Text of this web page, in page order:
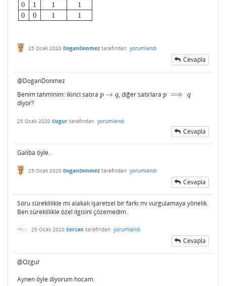
0
0
1
0
1
1
1
1
25 Ocak 2020 DoganDonmez tarafından yorumlandı
Cevapla
@DoganDonmez
Benim tahminim: ikinci satıra p → q
p→q , diğer satırlarap ⟹ q
p⟹q
diyor?
25 Ocak 2020 Ozgur tarafından yorumlandı
Cevapla
Galiba öyle.
25 Ocak 2020 DoganDonmez tarafından yorumlandı
Cevapla
Soru süreklilikle mi alakalı işaretsel bir farkı mı vurgulamaya yönelik.
Ben süreklilikle özel ilgisini çözemedim.
25 Ocak 2020 Sercan tarafından yorumlandı
Cevapla
@Ozgur
Aynen öyle diyorum hocam.